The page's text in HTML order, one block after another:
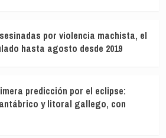
por violencia machista, el
hasta agosto desde 2019
predicción por el eclipse:
y litoral gallego, con